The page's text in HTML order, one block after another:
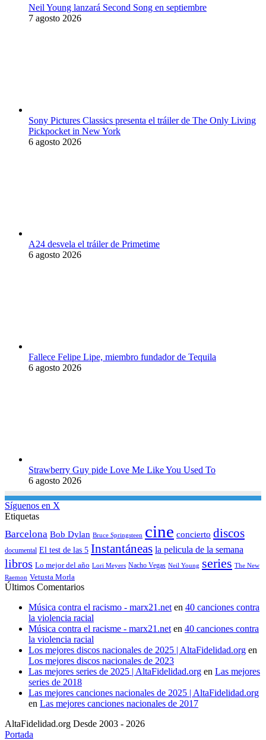
Neil Young lanzará Second Song en septiembre
7 agosto 2026
Sony Pictures Classics presenta el tráiler de The Only Living
Pickpocket in New York
6 agosto 2026
A24 desvela el tráiler de Primetime
6 agosto 2026
Fallece Felipe Lipe, miembro fundador de Tequila
6 agosto 2026
Strawberry Guy pide Love Me Like You Used To
6 agosto 2026
Síguenos en X
Etiquetas
Barcelona Bob Dylan Bruce Springsteen cine concierto discos
documental El test de las 5 Instantáneas la pelicula de la semana
libros Lo mejor del año Lori Meyers Nacho Vegas Neil Young series The New
Raemon Vetusta Morla
Últimos Comentarios
Música contra el racismo - marx21.net en 40 canciones contra
la violencia racial
Música contra el racisme - marx21.net en 40 canciones contra
la violencia racial
Los mejores discos nacionales de 2025 | AltaFidelidad.org en
Los mejores discos nacionales de 2023
Las mejores series de 2025 | AltaFidelidad.org en Las mejores
series de 2018
Las mejores canciones nacionales de 2025 | AltaFidelidad.org
en Las mejores canciones nacionales de 2017
AltaFidelidad.org Desde 2003 - 2026
Portada